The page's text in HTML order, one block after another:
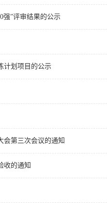
强”评审结果的公示
计划项目的公示
会第三次会议的通知
收的通知